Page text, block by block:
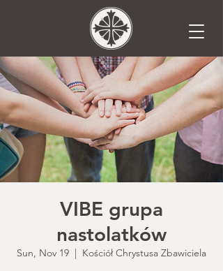
VIBE grupa
nastolatków
Sun, Nov 19
  |
Kościół Chrystusa Zbawiciela